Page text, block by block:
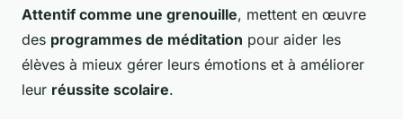
Attentif comme une grenouille, mettent en œuvre
des programmes de méditation pour aider les
élèves à mieux gérer leurs émotions et à améliorer
leur réussite scolaire.